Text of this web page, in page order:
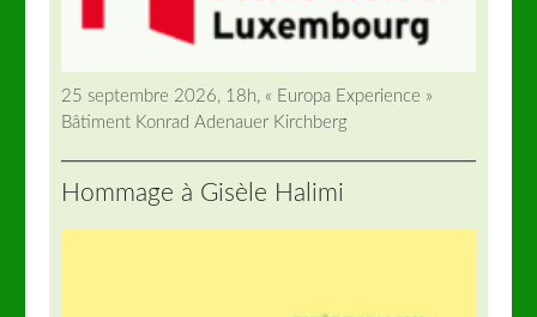
25 septembre 2026, 18h, « Europa Experience »
Bâtiment Konrad Adenauer Kirchberg
Hommage à Gisèle Halimi